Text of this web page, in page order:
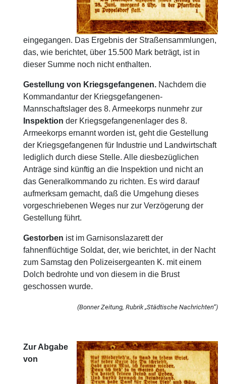
eingegangen. Das Ergebnis der Straßensammlungen,
das, wie berichtet, über 15.500 Mark beträgt, ist in
dieser Summe noch nicht enthalten.
Gestellung von Kriegsgefangenen. Nachdem die
Kommandantur der Kriegsgefangenen-
Mannschaftslager des 8. Armeekorps nunmehr zur
Inspektion der Kriegsgefangenenlager des 8.
Armeekorps ernannt worden ist, geht die Gestellung
der Kriegsgefangenen für Industrie und Landwirtschaft
lediglich durch diese Stelle. Alle diesbezüglichen
Anträge sind künftig an die Inspektion und nicht an
das Generalkommando zu richten. Es wird darauf
aufmerksam gemacht, daß die Umgehung dieses
vorgeschriebenen Weges nur zur Verzögerung der
Gestellung führt.
Gestorben ist im Garnisonslazarett der
fahnenflüchtige Soldat, der, wie berichtet, in der Nacht
zum Samstag den Polizeisergeanten K. mit einem
Dolch bedrohte und von diesem in die Brust
geschossen wurde.
(Bonner Zeitung, Rubrik „Städtische Nachrichten“)
Zur Abgabe
von